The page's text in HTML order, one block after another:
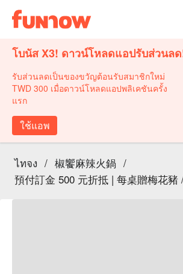
โบนัส X3! ดาวน์โหลดแอปรับส่วนล
รับส่วนลดเป็นของขวัญต้อนรับสมาชิกใหม่
TWD 300 เมื่อดาวน์โหลดแอปพลิเคชันครั้ง
แรก
ใช้แอพ
ไทจง / 椒饗麻辣火鍋 /
預付訂金 500 元折抵 | 每桌贈梅花